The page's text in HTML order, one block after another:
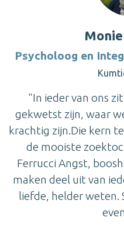
Psycholoog en
"In ieder van ons
gekwetst zijn, waar
krachtig zijn.Die kern
de mooiste
Ferrucci Angst,
maken deel uit van
liefde, helder weten.